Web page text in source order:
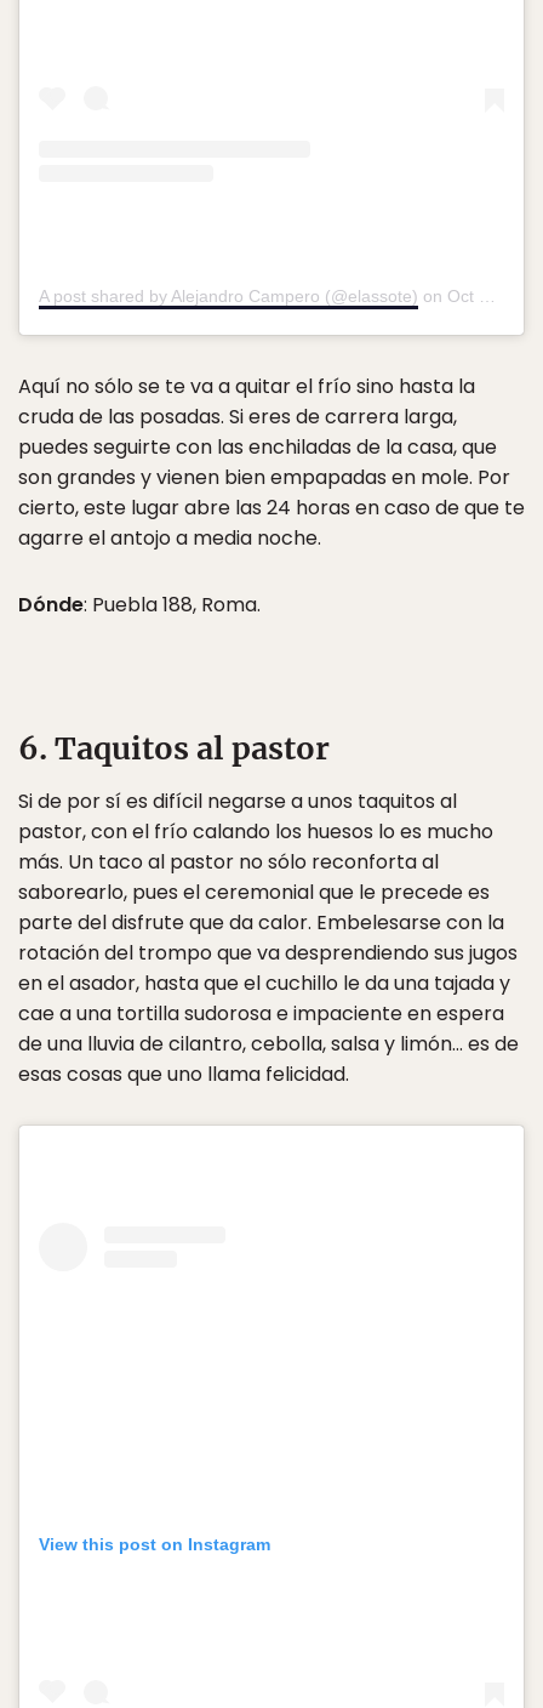
A post shared by Alejandro Campero (@elassote) on Oct 31, 2019 at 7:42am PDT
Aquí no sólo se te va a quitar el frío sino hasta la
cruda de las posadas. Si eres de carrera larga,
puedes seguirte con las enchiladas de la casa, que
son grandes y vienen bien empapadas en mole. Por
cierto, este lugar abre las 24 horas en caso de que te
agarre el antojo a media noche.
Dónde: Puebla 188, Roma.
6. Taquitos al pastor
Si de por sí es difícil negarse a unos taquitos al
pastor, con el frío calando los huesos lo es mucho
más. Un taco al pastor no sólo reconforta al
saborearlo, pues el ceremonial que le precede es
parte del disfrute que da calor. Embelesarse con la
rotación del trompo que va desprendiendo sus jugos
en el asador, hasta que el cuchillo le da una tajada y
cae a una tortilla sudorosa e impaciente en espera
de una lluvia de cilantro, cebolla, salsa y limón… es de
esas cosas que uno llama felicidad.
View this post on Instagram